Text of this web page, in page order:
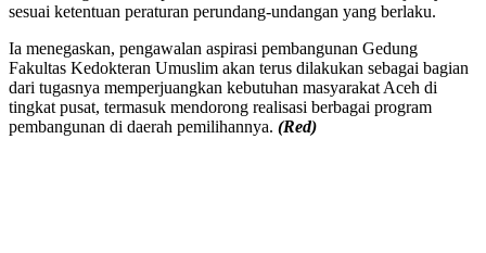
sesuai ketentuan peraturan perundang-undangan yang berlaku.
Ia menegaskan, pengawalan aspirasi pembangunan Gedung
Fakultas Kedokteran Umuslim akan terus dilakukan sebagai bagian
dari tugasnya memperjuangkan kebutuhan masyarakat Aceh di
tingkat pusat, termasuk mendorong realisasi berbagai program
pembangunan di daerah pemilihannya. (Red)